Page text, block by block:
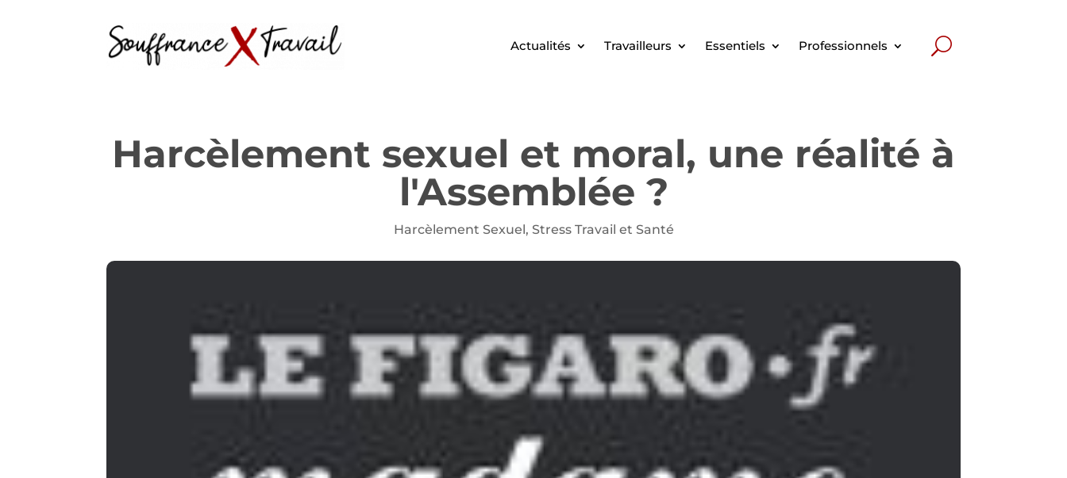
Actualités Travailleurs Essentiels Professionnels
Harcèlement sexuel et moral, une réalité à
l'Assemblée ?
Harcèlement Sexuel, Stress Travail et Santé